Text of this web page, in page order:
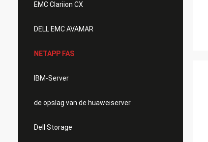
EMC Clariion CX
DELL EMC AVAMAR
NETAPP FAS
IBM-Server
de opslag van de huaweiserver
Dell Storage